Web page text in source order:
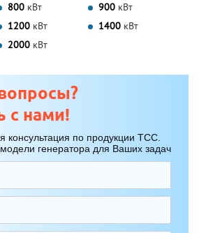
800 кВт 900 кВт
1200 кВт 1400 кВт
2000 кВт
с нами!
консультация по продукции ТСС.
генератора для Ваших задач